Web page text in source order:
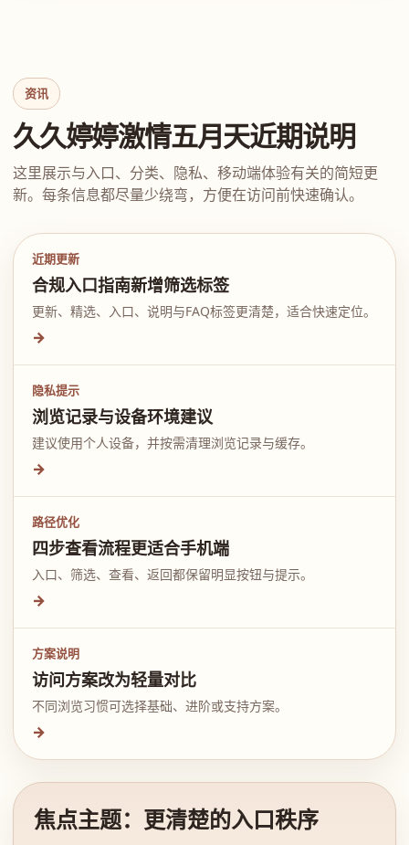
资讯
久久婷婷激情五月天近期说明
这里展示与入口、分类、隐私、移动端体验有关的简短更
新。每条信息都尽量少绕弯，方便在访问前快速确认。
近期更新
合规入口指南新增筛选标签
更新、精选、入口、说明与FAQ标签更清楚，适合快速定位。
→
隐私提示
浏览记录与设备环境建议
建议使用个人设备，并按需清理浏览记录与缓存。
→
路径优化
四步查看流程更适合手机端
入口、筛选、查看、返回都保留明显按钮与提示。
→
方案说明
访问方案改为轻量对比
不同浏览习惯可选择基础、进阶或支持方案。
→
焦点主题：更清楚的入口秩序